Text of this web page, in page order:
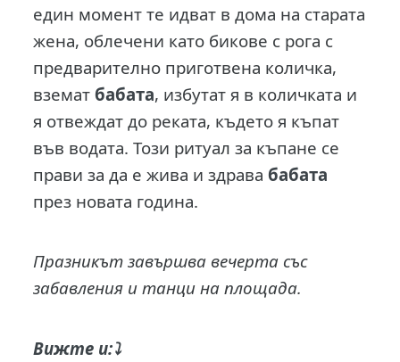
един момент те идват в дома на старата
жена, облечени като бикове с рога с
предварително приготвена количка,
взематбабата, избутат я в количката и
я отвеждат до реката, където я къпат
във водата. Този ритуал за къпане се
прави за да е жива и здравабабата
през новата година.
Празникът завършва вечерта със
забавления и танци на площада.
Вижте и:⤵️